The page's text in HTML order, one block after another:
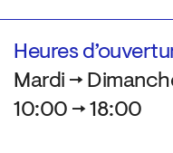
Heures
Mardi →
10:00 → 18:00